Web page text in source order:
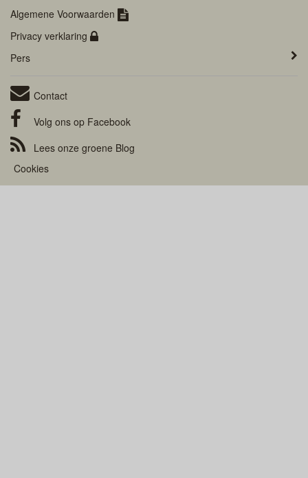
Algemene Voorwaarden
Privacy verklaring
Pers
Contact
Volg ons op Facebook
Lees onze groene Blog
Cookies